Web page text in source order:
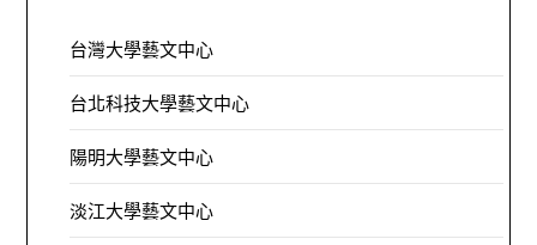
台灣大學藝文中心
台北科技大學藝文中心
陽明大學藝文中心
淡江大學藝文中心